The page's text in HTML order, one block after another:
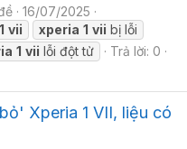
16/07/2025
1 vii xperia 1 vii bị lỗi
1 vii lỗi đột tử
Trả lời: 0
Xperia 1 VII, liệu có